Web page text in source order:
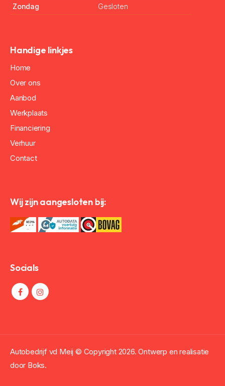
Zondag
Gesloten
Handige linkjes
Home
Over ons
Aanbod
Werkplaats
Financiering
Verhuur
Contact
Wij zijn aangesloten bij:
Socials
Autobedrijf vd Meij © Copyright 2026. Ontwerp en realisatie
door Boks.